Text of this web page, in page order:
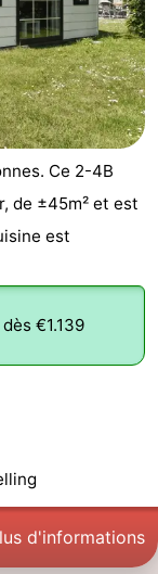
Ce 2-4B
de ±45m² et est
est
dès €1.139
d'informations